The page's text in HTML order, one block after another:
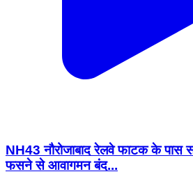
NH43 नौरोजाबाद रेलवे फाटक के
फसने से आवागमन बंद...